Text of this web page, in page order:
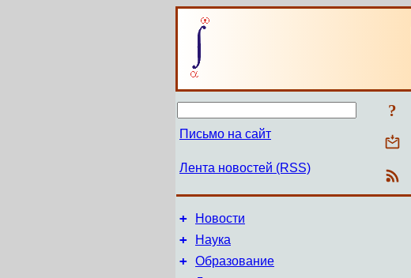
?
Письмо на сайт
Лента новостей (RSS)
+ Новости
+ Наука
+ Образование